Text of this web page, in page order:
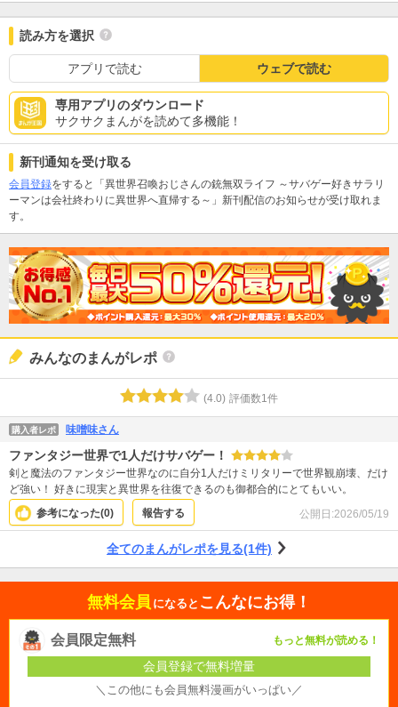
読み方を選択
アプリで読む ウェブで読む
専用アプリのダウンロード
サクサクまんがを読めて多機能！
新刊通知を受け取る
会員登録をすると「異世界召喚おじさんの銃無双ライフ ～サバゲー好きサラリ
ーマンは会社終わりに異世界へ直帰する～」新刊配信のお知らせが受け取れま
す。
みんなのまんがレポ
(4.0) 評価数1 件
購入者レポ 味噌味さん
ファンタジー世界で1人だけサバゲー！
剣と魔法のファンタジー世界なのに自分1人だけミリタリーで世界観崩壊、だけ
ど強い！ 好きに現実と異世界を往復できるのも御都合的にとてもいい。
参考になった(0) 報告する 公開日:2026/05/19
全てのまんがレポを見る(1件)
無料会員 になると こんなにお得！
会員限定無料 もっと無料が読める！
会員登録で無料増量
＼この他にも会員無料漫画がいっぱい／